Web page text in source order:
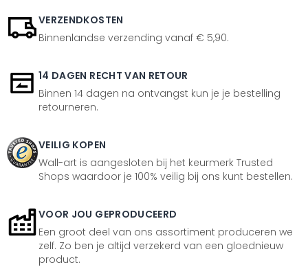
VERZENDKOSTEN
Binnenlandse verzending vanaf € 5,90.
14 DAGEN RECHT VAN RETOUR
Binnen 14 dagen na ontvangst kun je je bestelling
retourneren.
VEILIG KOPEN
Wall-art is aangesloten bij het keurmerk Trusted
Shops waardoor je 100% veilig bij ons kunt bestellen.
VOOR JOU GEPRODUCEERD
Een groot deel van ons assortiment produceren we
zelf. Zo ben je altijd verzekerd van een gloednieuw
product.